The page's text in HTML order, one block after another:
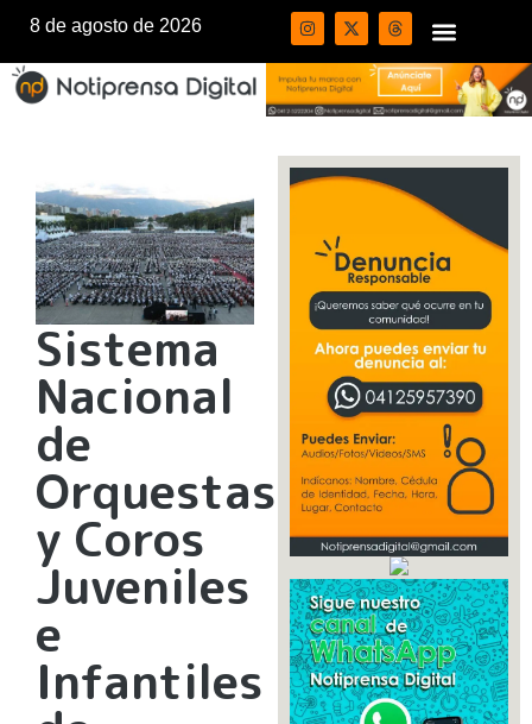
8 de agosto de 2026
Sistema
Nacional
de
Orquestas
y Coros
Juveniles
e
Infantiles